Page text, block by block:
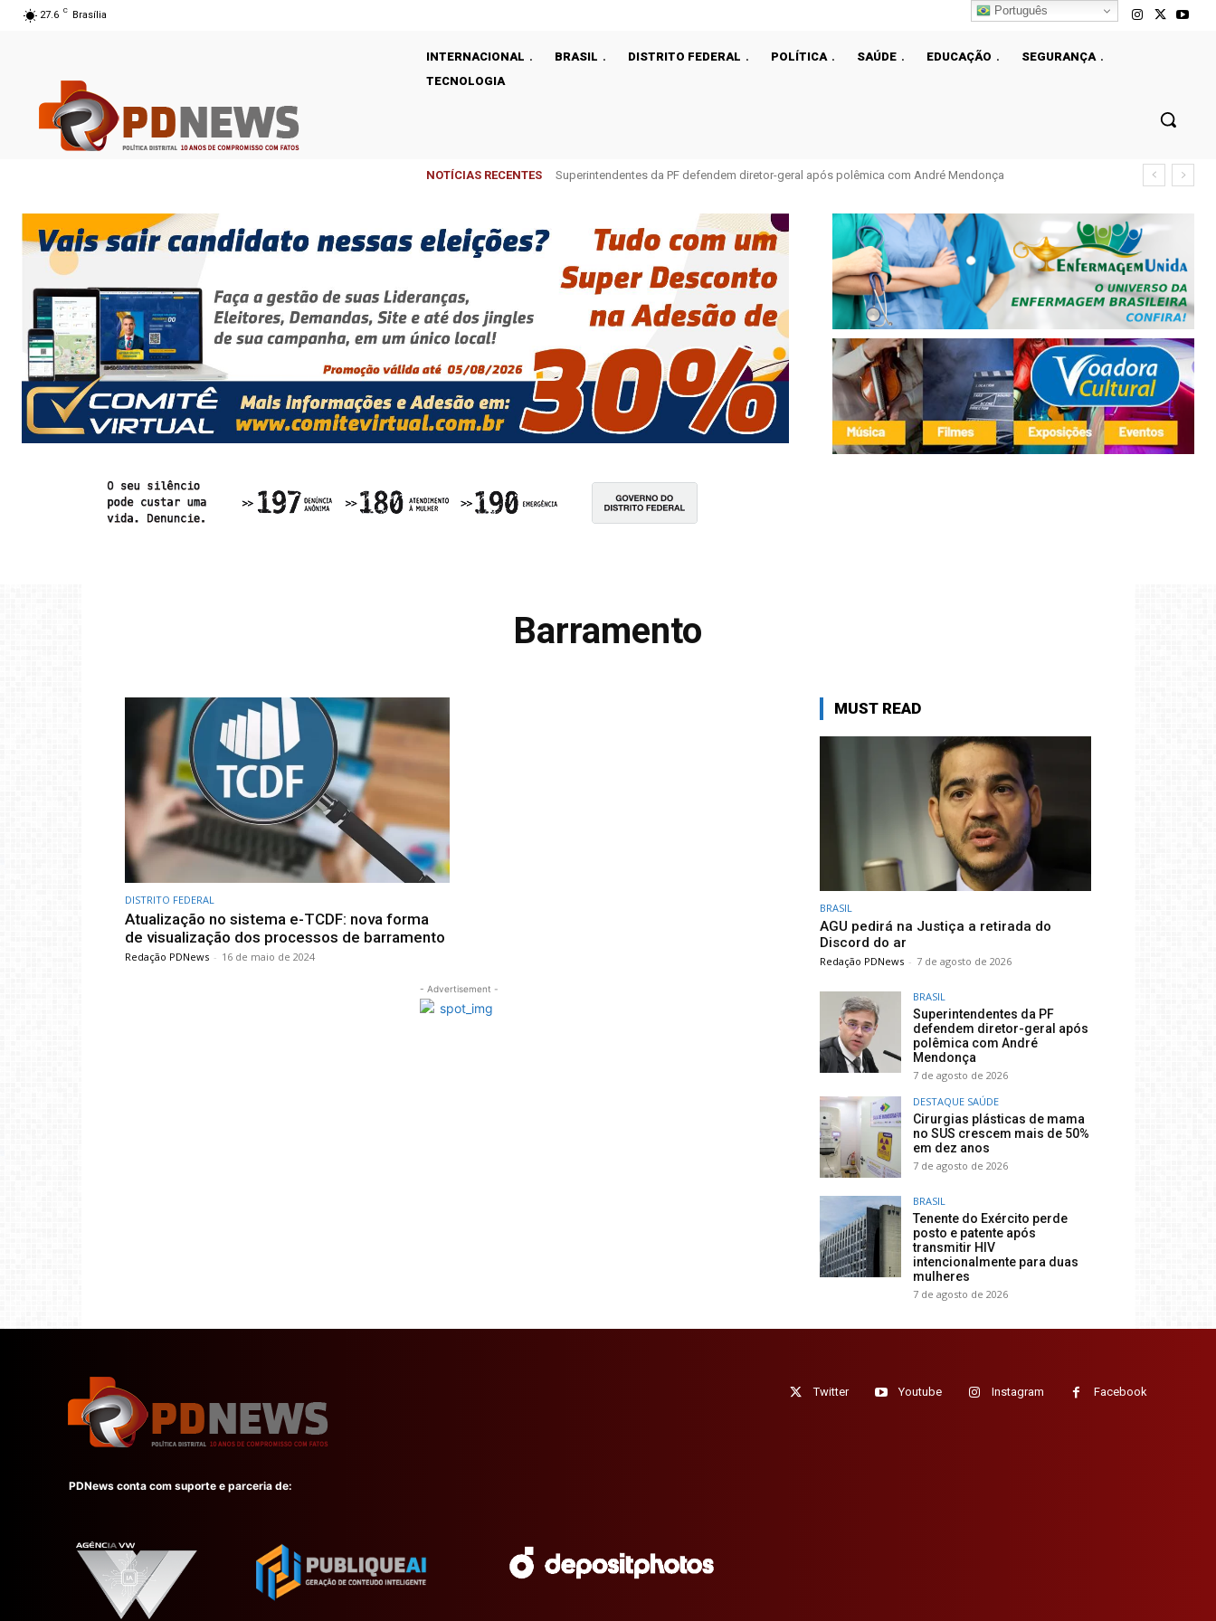
27.6 C Brasília
INTERNACIONAL BRASIL DISTRITO FEDERAL POLÍTICA SAÚDE EDUCAÇÃO
SEGURANÇA
TECNOLOGIA
NOTÍCIAS RECENTES Superintendentes da PF defendem diretor-geral após polêmica com André Mendonça
Barramento
DISTRITO FEDERAL
Atualização no sistema e-TCDF: nova forma
de visualização dos processos de barramento
Redação PDNews - 16 de maio de 2024
- Advertisement -
MUST READ
BRASIL
AGU pedirá na Justiça a retirada do
Discord do ar
Redação PDNews - 7 de agosto de 2026
BRASIL
Superintendentes da PF
defendem diretor-geral após
polêmica com André
Mendonça
7 de agosto de 2026
DESTAQUE SAÚDE
Cirurgias plásticas de mama
no SUS crescem mais de 50%
em dez anos
7 de agosto de 2026
BRASIL
Tenente do Exército perde
posto e patente após
transmitir HIV
intencionalmente para duas
mulheres
7 de agosto de 2026
Twitter Youtube Instagram Facebook
PDNews conta com suporte e parceria de:
Português